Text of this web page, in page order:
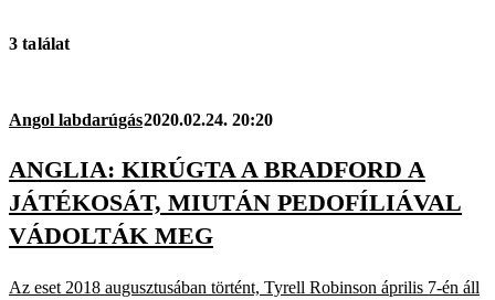
3 találat
Angol labdarúgás2020.02.24. 20:20
ANGLIA: KIRÚGTA A BRADFORD A
JÁTÉKOSÁT, MIUTÁN PEDOFÍLIÁVAL
VÁDOLTÁK MEG
Az eset 2018 augusztusában történt, Tyrell Robinson április 7-én áll